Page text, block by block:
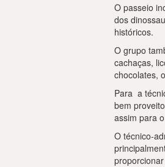
O passeio
dos
históricos.
O grupo
cachaças,
chocolates,
Para a
bem
assim para
O técnico-